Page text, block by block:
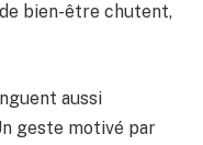
bien-être chutent,
aussi
geste motivé par